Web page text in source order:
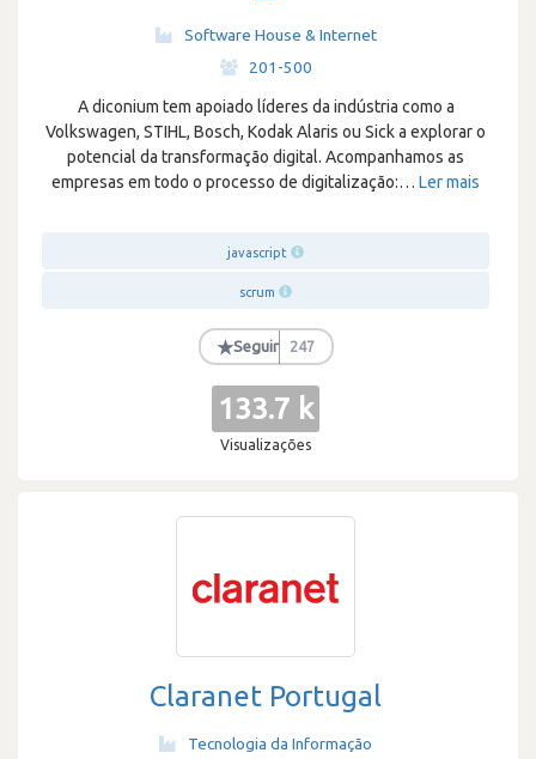
Software House & Internet
201-500
A diconium tem apoiado líderes da indústria como a
Volkswagen, STIHL, Bosch, Kodak Alaris ou Sick a explorar o
potencial da transformação digital. Acompanhamos as
empresas em todo o processo de digitalização:… Ler mais
javascript
scrum
★Seguir 247
133.7 k
Visualizações
Claranet Portugal
Tecnologia da Informação